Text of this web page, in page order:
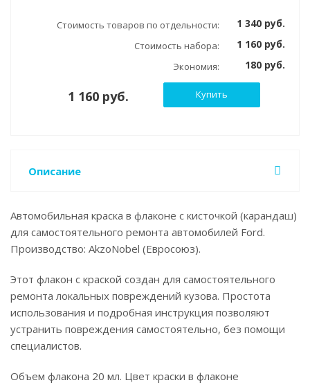
Стоимость товаров по отдельности: 1 340 руб.
Стоимость набора: 1 160 руб.
Экономия: 180 руб.
1 160 руб. Купить
Описание
Автомобильная краска в флаконе с кисточкой (карандаш)
для самостоятельного ремонта автомобилей Ford.
Производство: AkzoNobel (Евросоюз).
Этот флакон с краской создан для самостоятельного
ремонта локальных повреждений кузова. Простота
использования и подробная инструкция позволяют
устранить повреждения самостоятельно, без помощи
специалистов.
Объем флакона 20 мл. Цвет краски в флаконе